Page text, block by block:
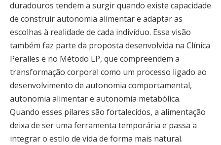
duradouros tendem a surgir quando existe capacidade
de construir autonomia alimentar e adaptar as
escolhas à realidade de cada indivíduo. Essa visão
também faz parte da proposta desenvolvida na Clínica
Peralles e no Método LP, que compreendem a
transformação corporal como um processo ligado ao
desenvolvimento de autonomia comportamental,
autonomia alimentar e autonomia metabólica.
Quando esses pilares são fortalecidos, a alimentação
deixa de ser uma ferramenta temporária e passa a
integrar o estilo de vida de forma mais natural.